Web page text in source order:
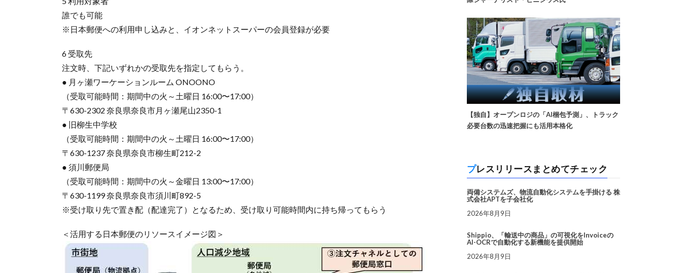
誰でも可能
※日本郵便への利用申し込みと、イオンネットスーパーの会員登録が必要
6 受取先
注文時、下記いずれかの受取先を指定してもらう。
● 月ヶ瀬ワーケーションルーム ONOONO
（受取可能時間：期間中の火～土曜日 16:00〜17:00）
〒630-2302 奈良県奈良市月ヶ瀬尾山2350-1
● 旧柳生中学校
（受取可能時間：期間中の火～土曜日 16:00〜17:00）
〒630-1237 奈良県奈良市柳生町212-2
● 須川郵便局
（受取可能時間：期間中の火～金曜日 13:00〜17:00）
〒630-1199 奈良県奈良市須川町892-5
※受け取り先で置き配（配達完了）となるため、受け取り可能時間内に持ち帰ってもらう
＜活用する日本郵便のリソースイメージ図＞
【独自】オープンロジの「AI梱包予測」、トラック
必要台数の迅速把握にも活用本格化
プレスリリースまとめてチェック
両備システムズ、物流自動化システムを手掛ける 株
式会社APTを子会社化
2026年8月9日
Shippio、「輸送中の商品」の可視化をInvoiceの
AI-OCRで自動化する新機能を提供開始
2026年8月9日